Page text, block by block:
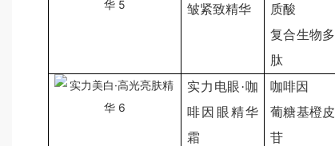
皱紧致精华
质酸
复合生物多
肽
实力电眼·咖
啡因眼精华
霜
咖啡因
葡糖基橙皮
苷